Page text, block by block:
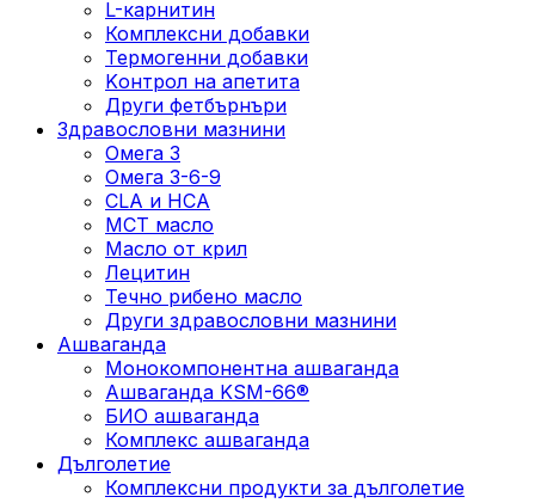
L-карнитин
Комплексни добавки
Термогенни добавки
Kонтрол на апетита
Други фетбърнъри
Здравословни мазнини
Омега 3
Омега 3-6-9
CLA и HCA
МСТ масло
Масло от крил
Лецитин
Течно рибено масло
Други здравословни мазнини
Ашваганда
Монокомпонентна ашваганда
Ашваганда KSM-66®
БИО ашваганда
Комплекс ашваганда
Дълголетие
Комплексни продукти за дълголетие